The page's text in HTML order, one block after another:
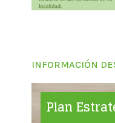
INFORMACIÓN
Plan